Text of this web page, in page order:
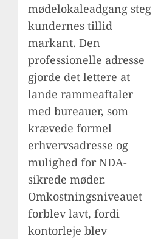
mødelokaleadgang steg
kundernes tillid
markant. Den
professionelle adresse
gjorde det lettere at
lande rammeaftaler
med bureauer, som
krævede formel
erhvervsadresse og
mulighed for NDA-
sikrede møder.
Omkostningsniveauet
forblev lavt, fordi
kontorleje blev